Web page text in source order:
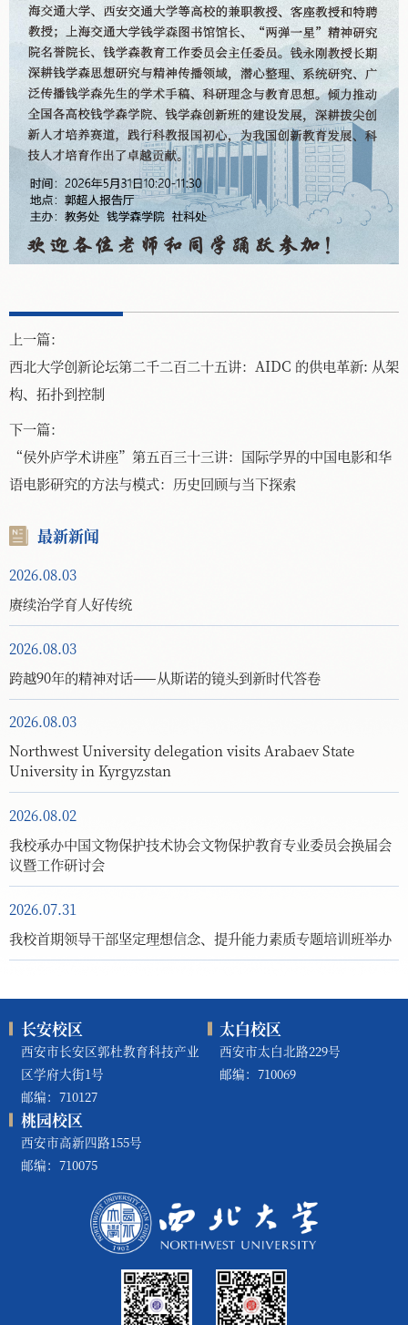
上一篇：
西北大学创新论坛第二千二百二十五讲：AIDC 的供电革新: 从架
构、拓扑到控制
下一篇：
“侯外庐学术讲座”第五百三十三讲：国际学界的中国电影和华
语电影研究的方法与模式：历史回顾与当下探索
最新新闻
2026.08.03
赓续治学育人好传统
2026.08.03
跨越90年的精神对话——从斯诺的镜头到新时代答卷
2026.08.03
Northwest University delegation visits Arabaev State
University in Kyrgyzstan
2026.08.02
我校承办中国文物保护技术协会文物保护教育专业委员会换届会
议暨工作研讨会
2026.07.31
我校首期领导干部坚定理想信念、提升能力素质专题培训班举办
长安校区
西安市长安区郭杜教育科技产业
区学府大街1号
邮编：710127
太白校区
西安市太白北路229号
邮编：710069
桃园校区
西安市高新四路155号
邮编：710075